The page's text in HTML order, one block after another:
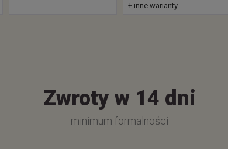
+ inne warianty
Zwroty w 14 dni
minimum formalności